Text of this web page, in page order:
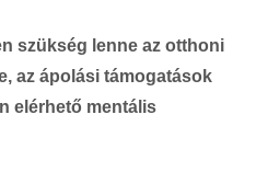
szükség lenne az otthoni
az ápolási támogatások
elérhető mentális